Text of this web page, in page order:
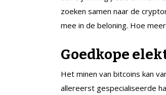
zoeken samen naar de
mee in de beloning. Hoe
Goedkope
Het minen van bitcoins kan
allereerst gespecialiseerde